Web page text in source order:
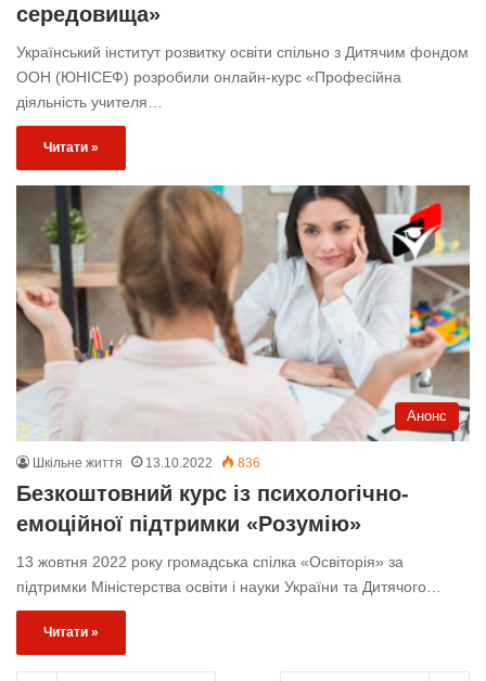
середовища»
Український інститут розвитку освіти спільно з Дитячим фондом
ООН (ЮНІСЕФ) розробили онлайн-курс «Професійна
діяльність учителя…
Читати »
Анонс
Шкільне життя 13.10.2022 836
Безкоштовний курс із психологічно-
емоційної підтримки «Розумію»
13 жовтня 2022 року громадська спілка «Освіторія» за
підтримки Міністерства освіти і науки України та Дитячого…
Читати »